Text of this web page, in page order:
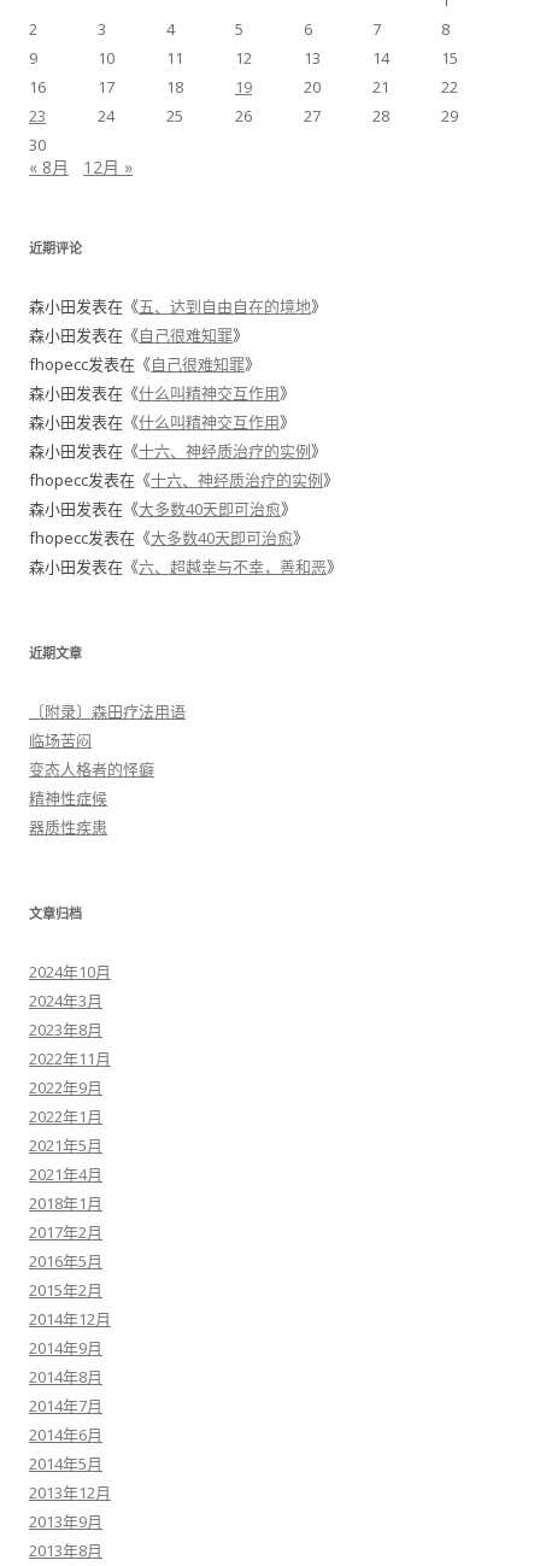
2
3 4 5 6 7
8
9
10 11 12 13 14
15
16
17 18 19 20 21
22
23
24 25 26 27 28
29
30
« 8月 12月 »
近期评论
森小田发表在《五、达到自由自在的境地》
森小田发表在《自己很难知罪》
fhopecc发表在《自己很难知罪》
森小田发表在《什么叫精神交互作用》
森小田发表在《什么叫精神交互作用》
森小田发表在《十六、神经质治疗的实例》
fhopecc发表在《十六、神经质治疗的实例》
森小田发表在《大多数40天即可治愈》
fhopecc发表在《大多数40天即可治愈》
森小田发表在《六、超越幸与不幸，善和恶》
近期文章
〔附录〕森田疗法用语
临场苦闷
变态人格者的怪癖
精神性症候
器质性疾患
文章归档
2024年10月
2024年3月
2023年8月
2022年11月
2022年9月
2022年1月
2021年5月
2021年4月
2018年1月
2017年2月
2016年5月
2015年2月
2014年12月
2014年9月
2014年8月
2014年7月
2014年6月
2014年5月
2013年12月
2013年9月
2013年8月